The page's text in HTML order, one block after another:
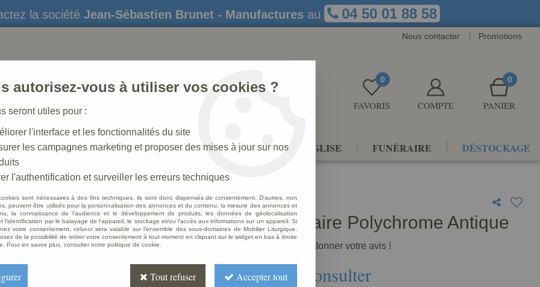
la société Jean-Sébastien Brunet - Manufactures au 04 50 01 88 58
Nous contacter | Promotions
0
FAVORIS COMPTE
0
PANIER
STATUES CRÈCHES DE NOËL AMÉNAGEMENTS D'ÉGLISE FUNÉRAIRE DÉSTOCKAGE
Croix >Statue Calvaire Polychrome Antique
Statue Calvaire Polychrome Antique
Soyez le premier à donner votre avis !
Prix : Nous consulter
autorisez-vous à utiliser vos cookies ?
seront utiles pour :
l'interface et les fonctionnalités du site
les campagnes marketing et proposer des mises à jour sur nos
l'authentification et surveiller les erreurs techniques
sont nécessaires à des fins techniques, ils sont donc dispensés de consentement. D'autres, non
peuvent être utilisés pour la personnalisation des annonces et du contenu, la mesure des annonces et
la connaissance de l'audience et le développement de produits, les données de géolocalisation
l'identification par le balayage de l'appareil, le stockage et/ou l'accès aux informations sur un appareil. Si
votre consentement, celui-ci sera valable sur l’ensemble des sous-domaines de Mobilier Liturgique.
de la possibilité de retirer votre consentement à tout moment en cliquant sur le widget en bas à droite
Pour en savoir plus, consulter notre politique de cookie.
Tout refuser Accepter tout